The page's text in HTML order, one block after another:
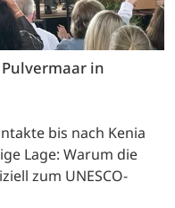
Pulvermaar in
bis nach Kenia
Lage: Warum die
zum UNESCO-